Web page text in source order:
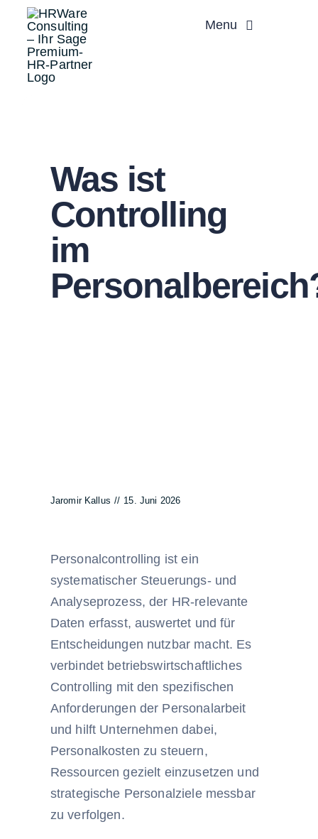
Inhalt
springen
Menu
Was ist
Controlling
im
Jaromir Kallus // 15. Juni 2026
Personalcontrolling ist ein
systematischer Steuerungs- und
Analyseprozess, der HR-relevante
Daten erfasst, auswertet und für
Entscheidungen nutzbar macht. Es
verbindet betriebswirtschaftliches
Controlling mit den spezifischen
Anforderungen der Personalarbeit
und hilft Unternehmen dabei,
Personalkosten zu steuern,
Ressourcen gezielt einzusetzen und
strategische Personalziele messbar
zu verfolgen.